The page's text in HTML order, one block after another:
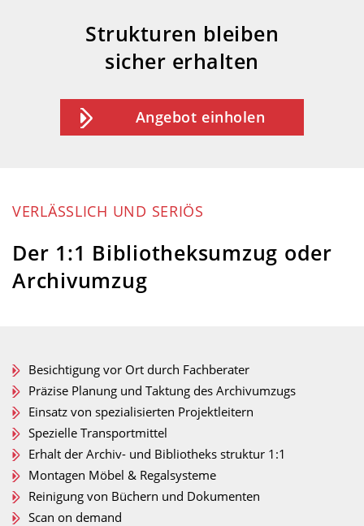
Strukturen bleiben
sicher erhalten
Angebot einholen
VERLÄSSLICH UND SERIÖS
Der 1:1 Bibliotheksumzug oder
Archivumzug
Besichtigung vor Ort durch Fachberater
Präzise Planung und Taktung des Archivumzugs
Einsatz von spezialisierten Projektleitern
Spezielle Transportmittel
Erhalt der Archiv- und Bibliotheks struktur 1:1
Montagen Möbel & Regalsysteme
Reinigung von Büchern und Dokumenten
Scan on demand